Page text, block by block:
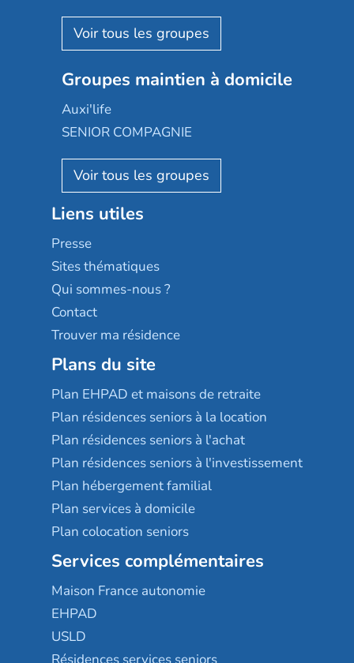
Aquarelia
Nexity edenea
Les jardins d'Arcadie
Occitalia
Appartseniors
Reseda
Stella management
Les villages d'or
Sérénys
Résidences services Villa Médicis
Korian
Emera
Groupe SOS
Le Noble Âge
Almage
Résidalya
Groupe aplus
Groupes maintien à domicile
Auxi'life
SENIOR COMPAGNIE
AGE D'OR Services
Liens utiles
Presse
Sites thématiques
Qui sommes-nous ?
Contact
Trouver ma résidence
Plans du site
Plan EHPAD et maisons de retraite
Plan résidences seniors à la location
Plan résidences seniors à l'achat
Plan résidences seniors à l'investissement
Plan hébergement familial
Plan services à domicile
Plan colocation seniors
Services complémentaires
Maison France autonomie
EHPAD
USLD